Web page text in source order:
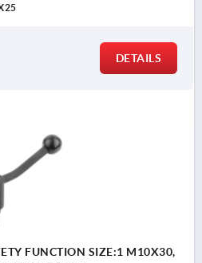
DETAILS
FUNCTION SIZE:1 M10X30,